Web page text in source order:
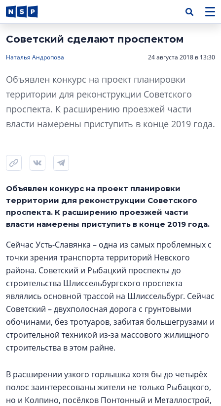
Советский сделают проспектом
Наталья Андропова 24 августа 2018 в 13:30
Объявлен конкурс на проект планировки
территории для реконструкции Советского
проспекта. К расширению проезжей части
власти намерены приступить в конце 2019 года.
Объявлен конкурс на проект планировки
территории для реконструкции Советского
проспекта. К расширению проезжей части
власти намерены приступить в конце 2019 года.
Сейчас Усть-Славянка – одна из самых проблемных с
точки зрения транспорта территорий Невского
района. Советский и Рыбацкий проспекты до
строительства Шлиссельбургского проспекта
являлись основной трассой на Шлиссельбург. Сейчас
Советский – двухполосная дорога с грунтовыми
обочинами, без тротуаров, забитая большегрузами и
строительной техникой из-за массового жилищного
строительства в этом райне.
В расширении узкого горлышка хотя бы до четырёх
полос заинтересованы жители не только Рыбацкого,
но и Колпино, посёлков Понтонный и Металлострой,